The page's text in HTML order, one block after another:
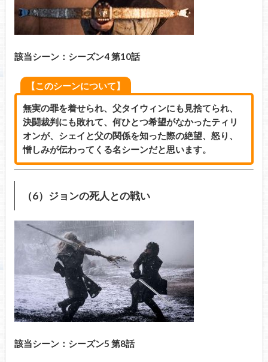
該当シーン：シーズン4 第10話
【このシーンについて】
無実の罪を着せられ、父タイウィンにも見捨てられ、
決闘裁判にも敗れて、何ひとつ希望がなかったティリ
オンが、シェイと父の関係を知った際の絶望、怒り、
憎しみが伝わってくる名シーンだと思います。
（6）ジョンの死人との戦い
該当シーン：シーズン5 第8話